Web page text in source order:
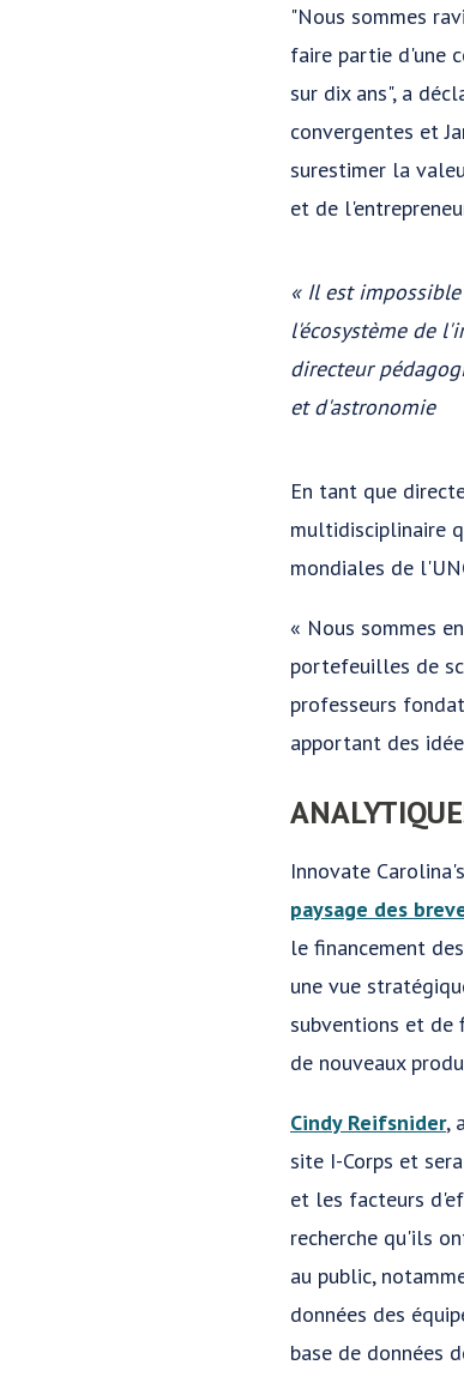
"Nous sommes
faire partie d'une
sur dix ans", a
convergentes et
surestimer la
et de
« Il est
l'écosystème de
directeur
et d'astronomie
En tant que
multidisciplinaire
mondiales de
« Nous sommes
portefeuilles de
professeurs
apportant des
Innovate
paysage des
le financement
une vue
subventions et de
de nouveaux
Cindy Reifsnider,
site I-Corps et
et les facteurs
recherche qu'ils
au public,
données des
base de données